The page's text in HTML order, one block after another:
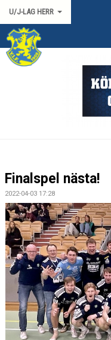
U/J-LAG HERR
HEM
KONTAKT
HERR 2 SYD
MATCHER
Finalspel nästa!
2022-04-03 17:28